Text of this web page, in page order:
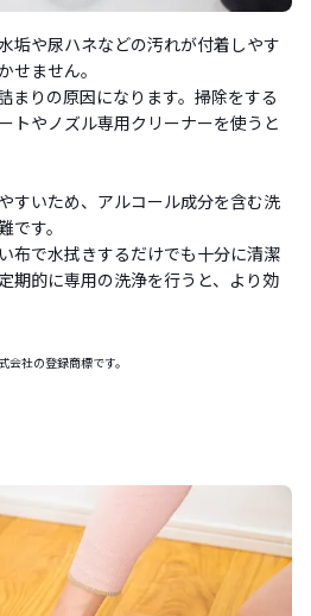
垢や尿ハネなどの汚れが付着しやす
せません。
まりの原因になります。掃除をする
トやノズル専用クリーナーを使うと
すいため、アルコール成分を含む洗
す。
布で水拭きするだけでも十分に清潔
期的に専用の洗浄を行うと、より効
社の登録商標です。